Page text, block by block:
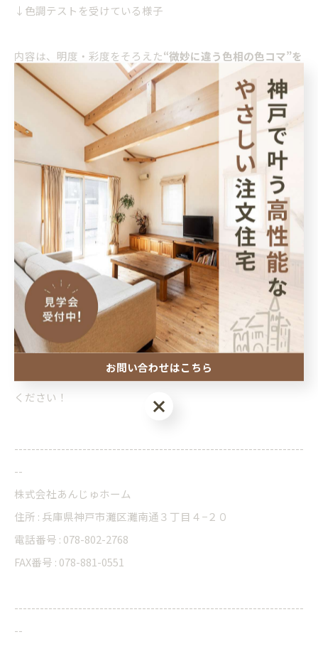
↓色調テストを受けている様子
内容は、明度・彩度をそろえた“微妙に違う色相の色コマ”を
正しい順番に並べていくというもの。
これが本当に難しい…！
色の違いに敏感でないとまったく歯が立ちません。
そんな中、住宅コンシェルジュ兼広報の國井がまさかのパー
フェクト！
さすが広報、色に対する感性が鋭すぎて一同びっくり。
こういう能力が求められる現場で、ミリ単位の色の違いを判
断しながら製品を仕上げている方々には頭が下がります。
こうした“職人の目”があるからこそ、インテリアドアの仕上
がりに説得力が生まれているんだと実感しました。
名張工場の見学を通して、玄関ドアもインテリアドアも、
えない部分
にこそ品質へのこだわりが詰まっていることを強
く感じました。
住まいづくりに関することはいつでもお気軽にお問い合わせ
ください！
--------------------------------------------------------------------
--
株式会社あんじゅホーム
住所 : 兵庫県神戸市灘区灘南通３丁目４−２０
電話番号 : 078-802-2768
FAX番号 : 078-881-0551
--------------------------------------------------------------------
--
お問い合わせはこちら
お問い合わせはこちら